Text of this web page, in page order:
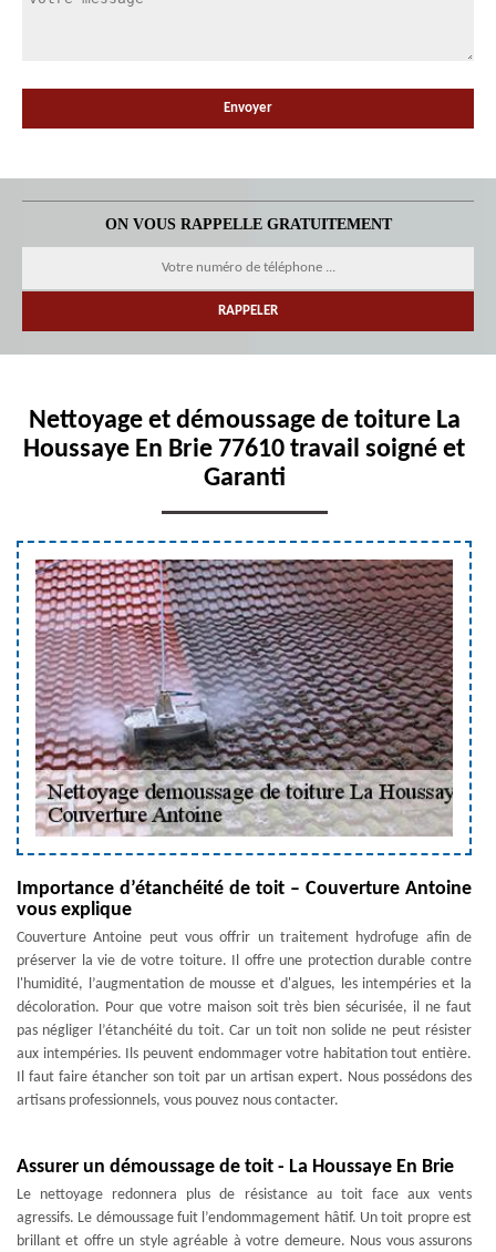
ON VOUS RAPPELLE GRATUITEMENT
Nettoyage et démoussage de toiture La
Houssaye En Brie 77610 travail soigné et
Garanti
Importance d’étanchéité de toit – Couverture Antoine
vous explique
Couverture Antoine peut vous offrir un traitement hydrofuge afin de
préserver la vie de votre toiture. Il offre une protection durable contre
l'humidité, l’augmentation de mousse et d'algues, les intempéries et la
décoloration. Pour que votre maison soit très bien sécurisée, il ne faut
pas négliger l’étanchéité du toit. Car un toit non solide ne peut résister
aux intempéries. Ils peuvent endommager votre habitation tout entière.
Il faut faire étancher son toit par un artisan expert. Nous possédons des
artisans professionnels, vous pouvez nous contacter.
Assurer un démoussage de toit - La Houssaye En Brie
Le nettoyage redonnera plus de résistance au toit face aux vents
agressifs. Le démoussage fuit l’endommagement hâtif. Un toit propre est
brillant et offre un style agréable à votre demeure. Nous vous assurons